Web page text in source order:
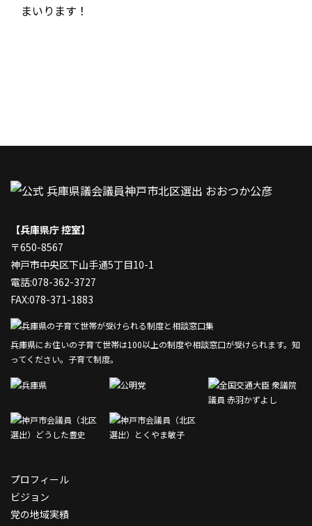
まいります！
プロフィール
ビジョン
党の地域実績
【兵庫県庁 控室】
〒650-8567
神戸市中央区下山手通5丁目10-1
電話:078-362-3727
FAX:078-371-1883
兵庫県にお住いの子育て世帯は100以上の制度や相談窓口が受けられます。 知
ってください。子育て制度。